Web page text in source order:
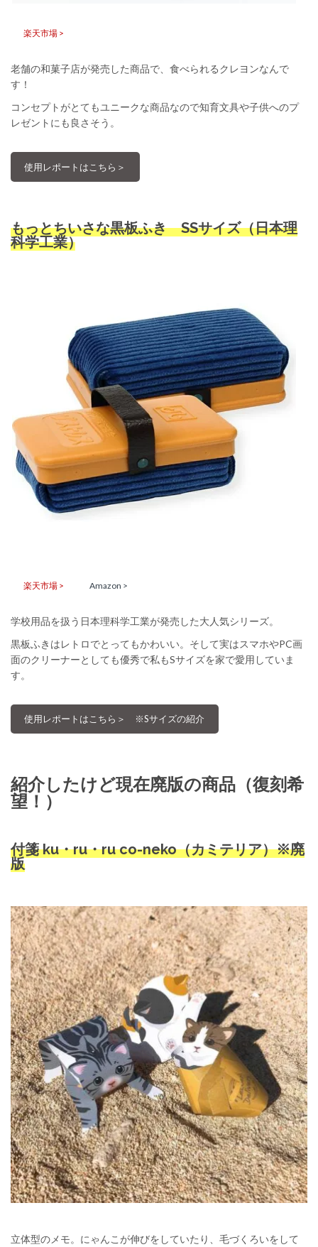
楽天市場 >
老舗の和菓子店が発売した商品で、食べられるクレヨンなんで
す！
コンセプトがとてもユニークな商品なので知育文具や子供へのプ
レゼントにも良さそう。
使用レポートはこちら＞
もっとちいさな黒板ふき SSサイズ（日本理
科学工業）
楽天市場 > Amazon >
学校用品を扱う日本理科学工業が発売した大人気シリーズ。
黒板ふきはレトロでとってもかわいい。そして実はスマホやPC画
面のクリーナーとしても優秀で私もSサイズを家で愛用していま
す。
使用レポートはこちら＞ ※Sサイズの紹介
紹介したけど現在廃版の商品（復刻希
望！）
付箋 ku・ru・ru co-neko（カミテリア）※廃
版
立体型のメモ。にゃんこが伸びをしていたり、毛づくろいをして